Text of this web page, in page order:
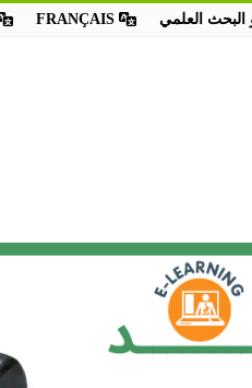
البحث العلمي FRANÇAIS